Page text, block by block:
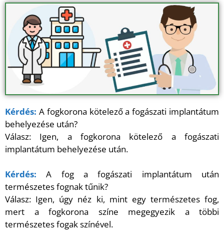
Kérdés: A fogkorona kötelező a fogászati implantátum
behelyezése után?
Válasz: Igen, a fogkorona kötelező a fogászati
implantátum behelyezése után.
Kérdés: A fog a fogászati implantátum után
természetes fognak tűnik?
Válasz: Igen, úgy néz ki, mint egy természetes fog,
mert a fogkorona színe megegyezik a többi
természetes fogak színével.